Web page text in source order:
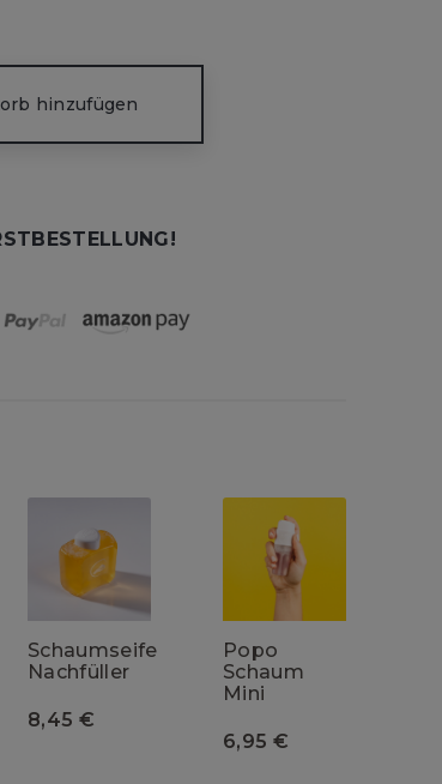
hinzufügen
Schaumseife
Nachfüller
Preis
8,45 €
Popo
Schaum
Mini
Preis
6,95 €